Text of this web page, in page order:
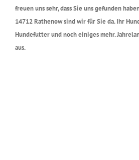
freuen uns sehr, dass Sie uns gefunden
14712 Rathenow sind wir für Sie da. Ihr
Hundefutter und noch einiges mehr.
aus.